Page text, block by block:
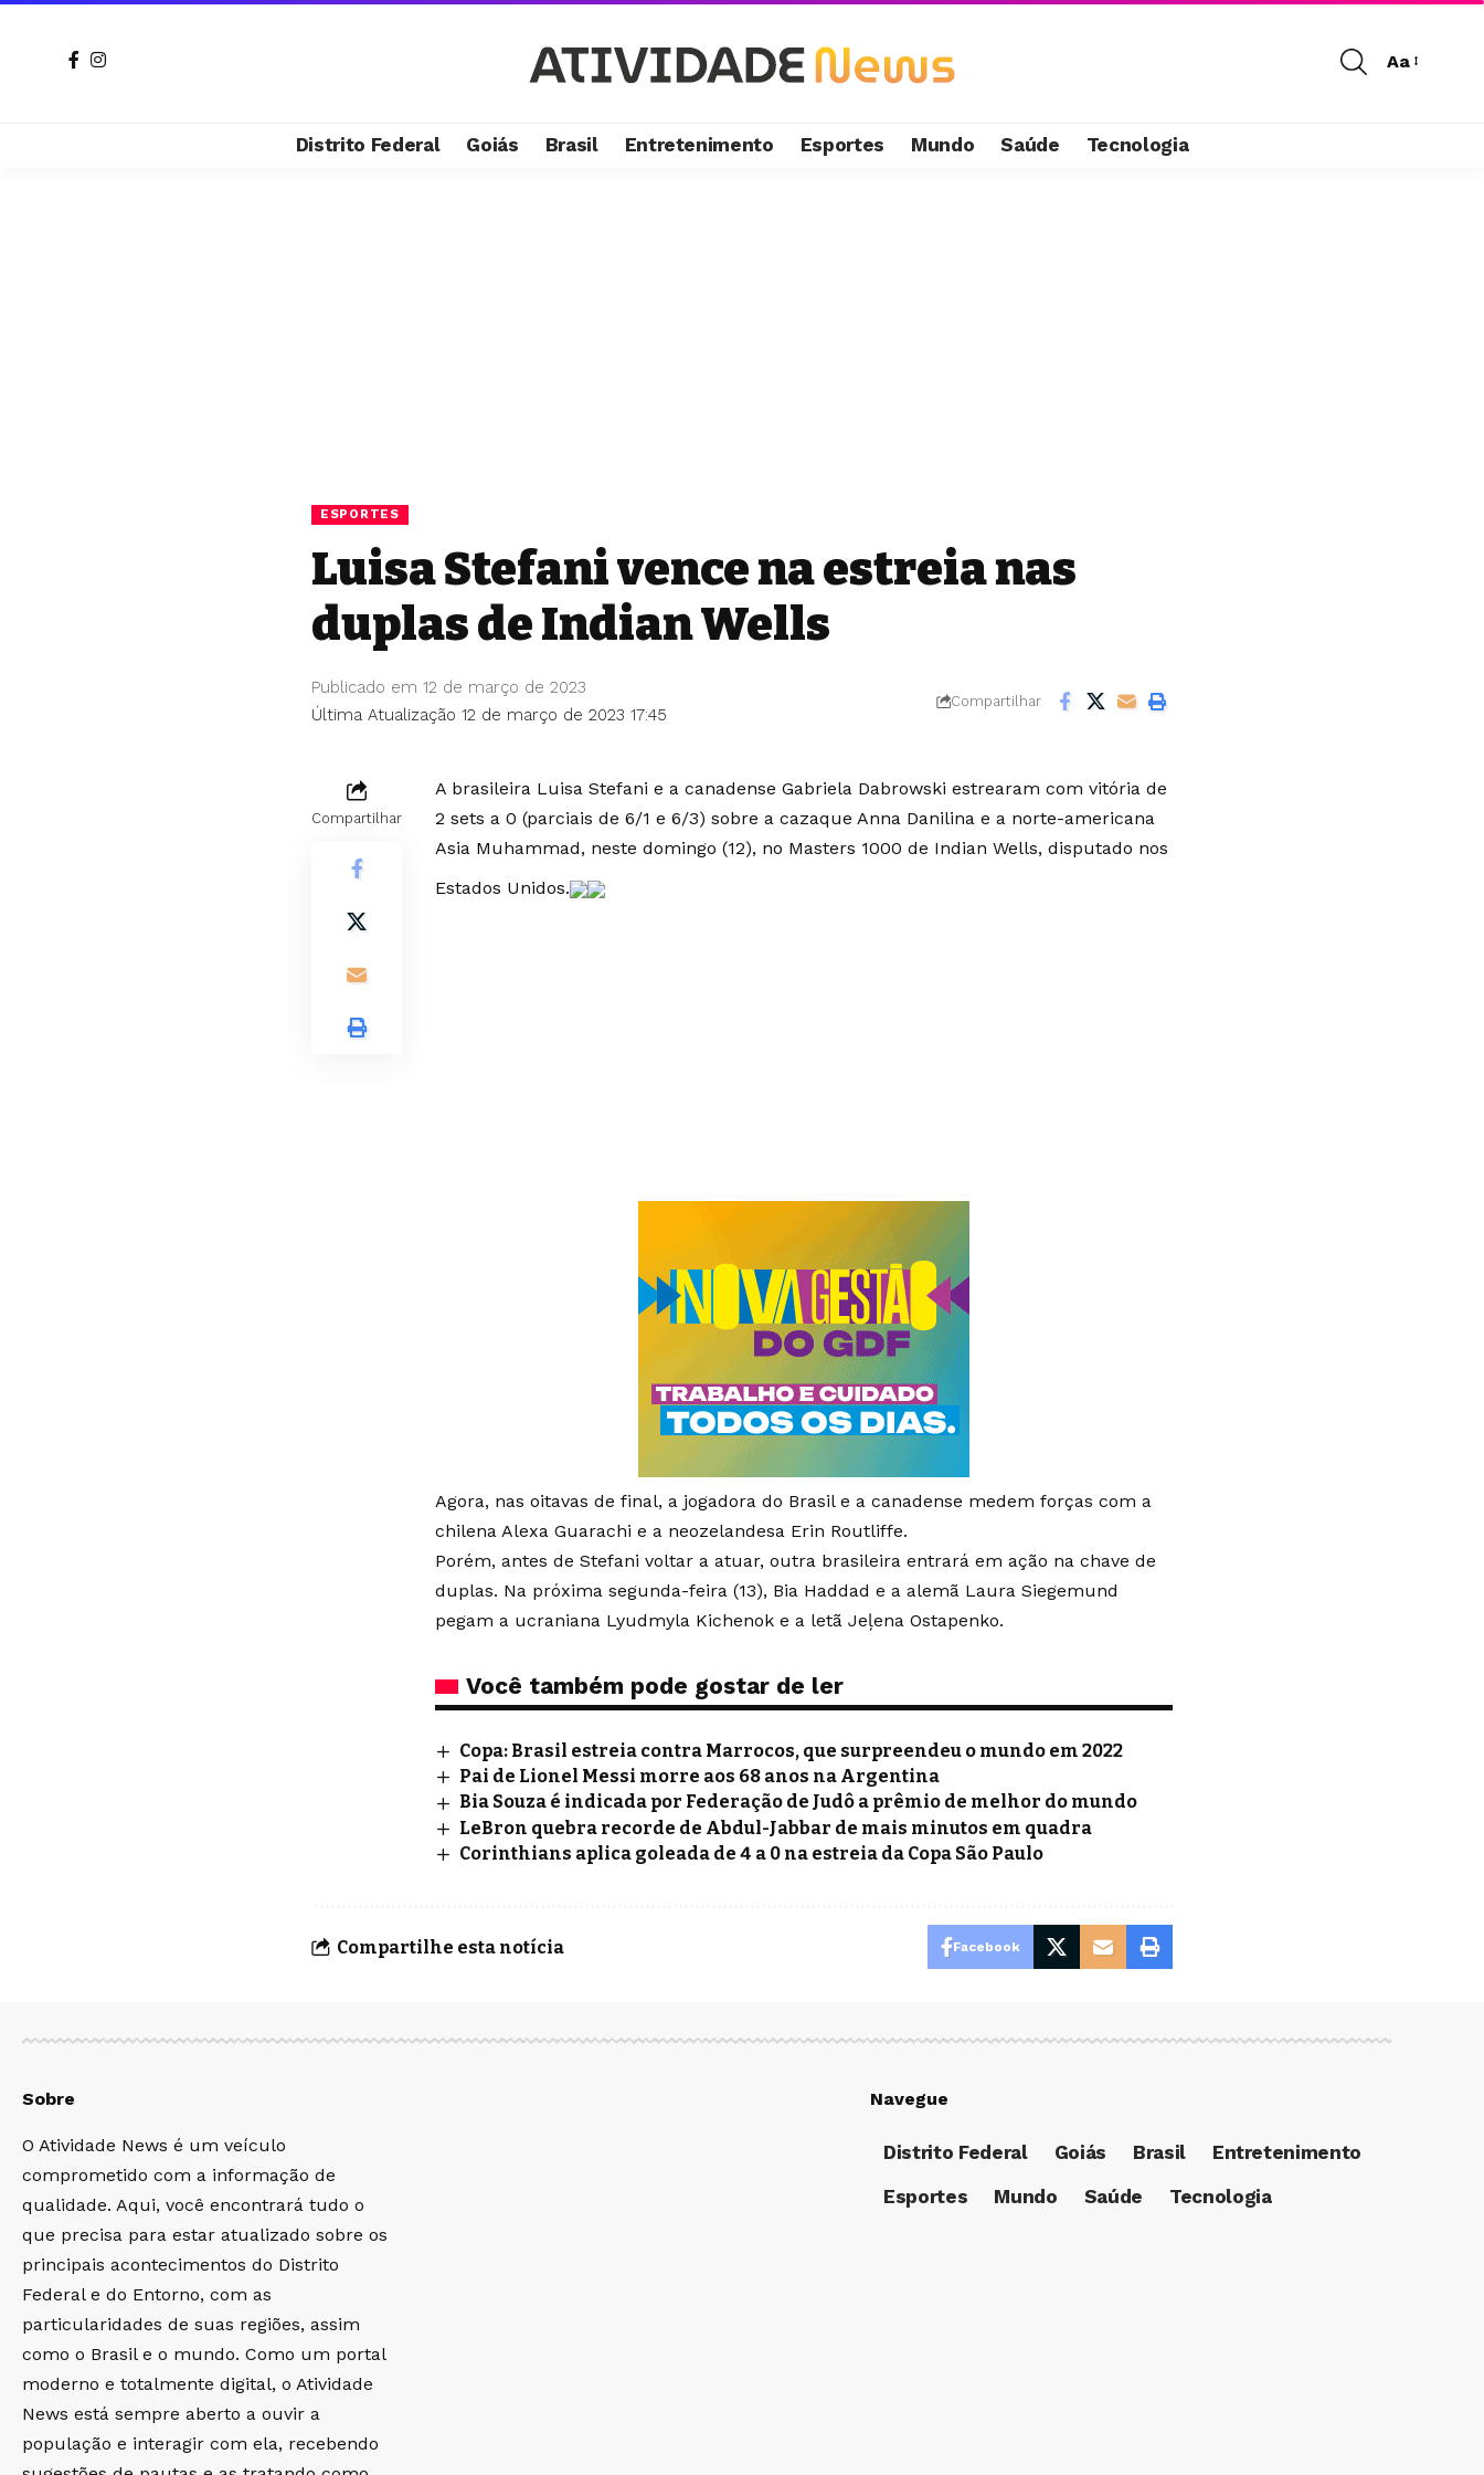
Aa
Distrito Federal Goiás Brasil Entretenimento Esportes Mundo Saúde Tecnologia
ESPORTES
Luisa Stefani vence na estreia nas
duplas de Indian Wells
Última Atualização 12 de março de 2023 17:45
Publicado em 12 de março de 2023
Compartilhar
Compartilhar
A brasileira Luisa Stefani e a canadense Gabriela Dabrowski estrearam com vitória de
2 sets a 0 (parciais de 6/1 e 6/3) sobre a cazaque Anna Danilina e a norte-americana
Asia Muhammad, neste domingo (12), no Masters 1000 de Indian Wells, disputado nos
Estados Unidos.
Agora, nas oitavas de final, a jogadora do Brasil e a canadense medem forças com a
chilena Alexa Guarachi e a neozelandesa Erin Routliffe.
Porém, antes de Stefani voltar a atuar, outra brasileira entrará em ação na chave de
duplas. Na próxima segunda-feira (13), Bia Haddad e a alemã Laura Siegemund
pegam a ucraniana Lyudmyla Kichenok e a letã Jeļena Ostapenko.
Você também pode gostar de ler
Copa: Brasil estreia contra Marrocos, que surpreendeu o mundo em 2022
Pai de Lionel Messi morre aos 68 anos na Argentina
Bia Souza é indicada por Federação de Judô a prêmio de melhor do mundo
LeBron quebra recorde de Abdul-Jabbar de mais minutos em quadra
Corinthians aplica goleada de 4 a 0 na estreia da Copa São Paulo
Compartilhe esta notícia Facebook
Sobre
O Atividade News é um veículo
comprometido com a informação de
qualidade. Aqui, você encontrará tudo o
que precisa para estar atualizado sobre os
principais acontecimentos do Distrito
Federal e do Entorno, com as
particularidades de suas regiões, assim
como o Brasil e o mundo. Como um portal
moderno e totalmente digital, o Atividade
News está sempre aberto a ouvir a
população e interagir com ela, recebendo
Navegue
Distrito Federal Goiás Brasil
Entretenimento
Esportes
Mundo Saúde Tecnologia